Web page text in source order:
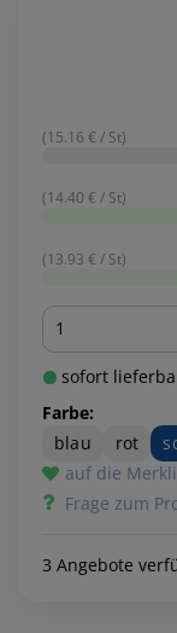
(15.16 € / St)
(14.40 € / St)
(13.93 € / St)
Menge
sofort
Farbe:
blau
rot
auf die
Frage zum
3 Angebote